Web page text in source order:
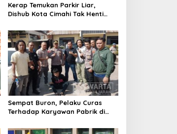
Kerap Temukan Parkir Liar,
Dishub Kota Cimahi Tak Henti
Sempat Buron, Pelaku Curas
Terhadap Karyawan Pabrik di
Polisi